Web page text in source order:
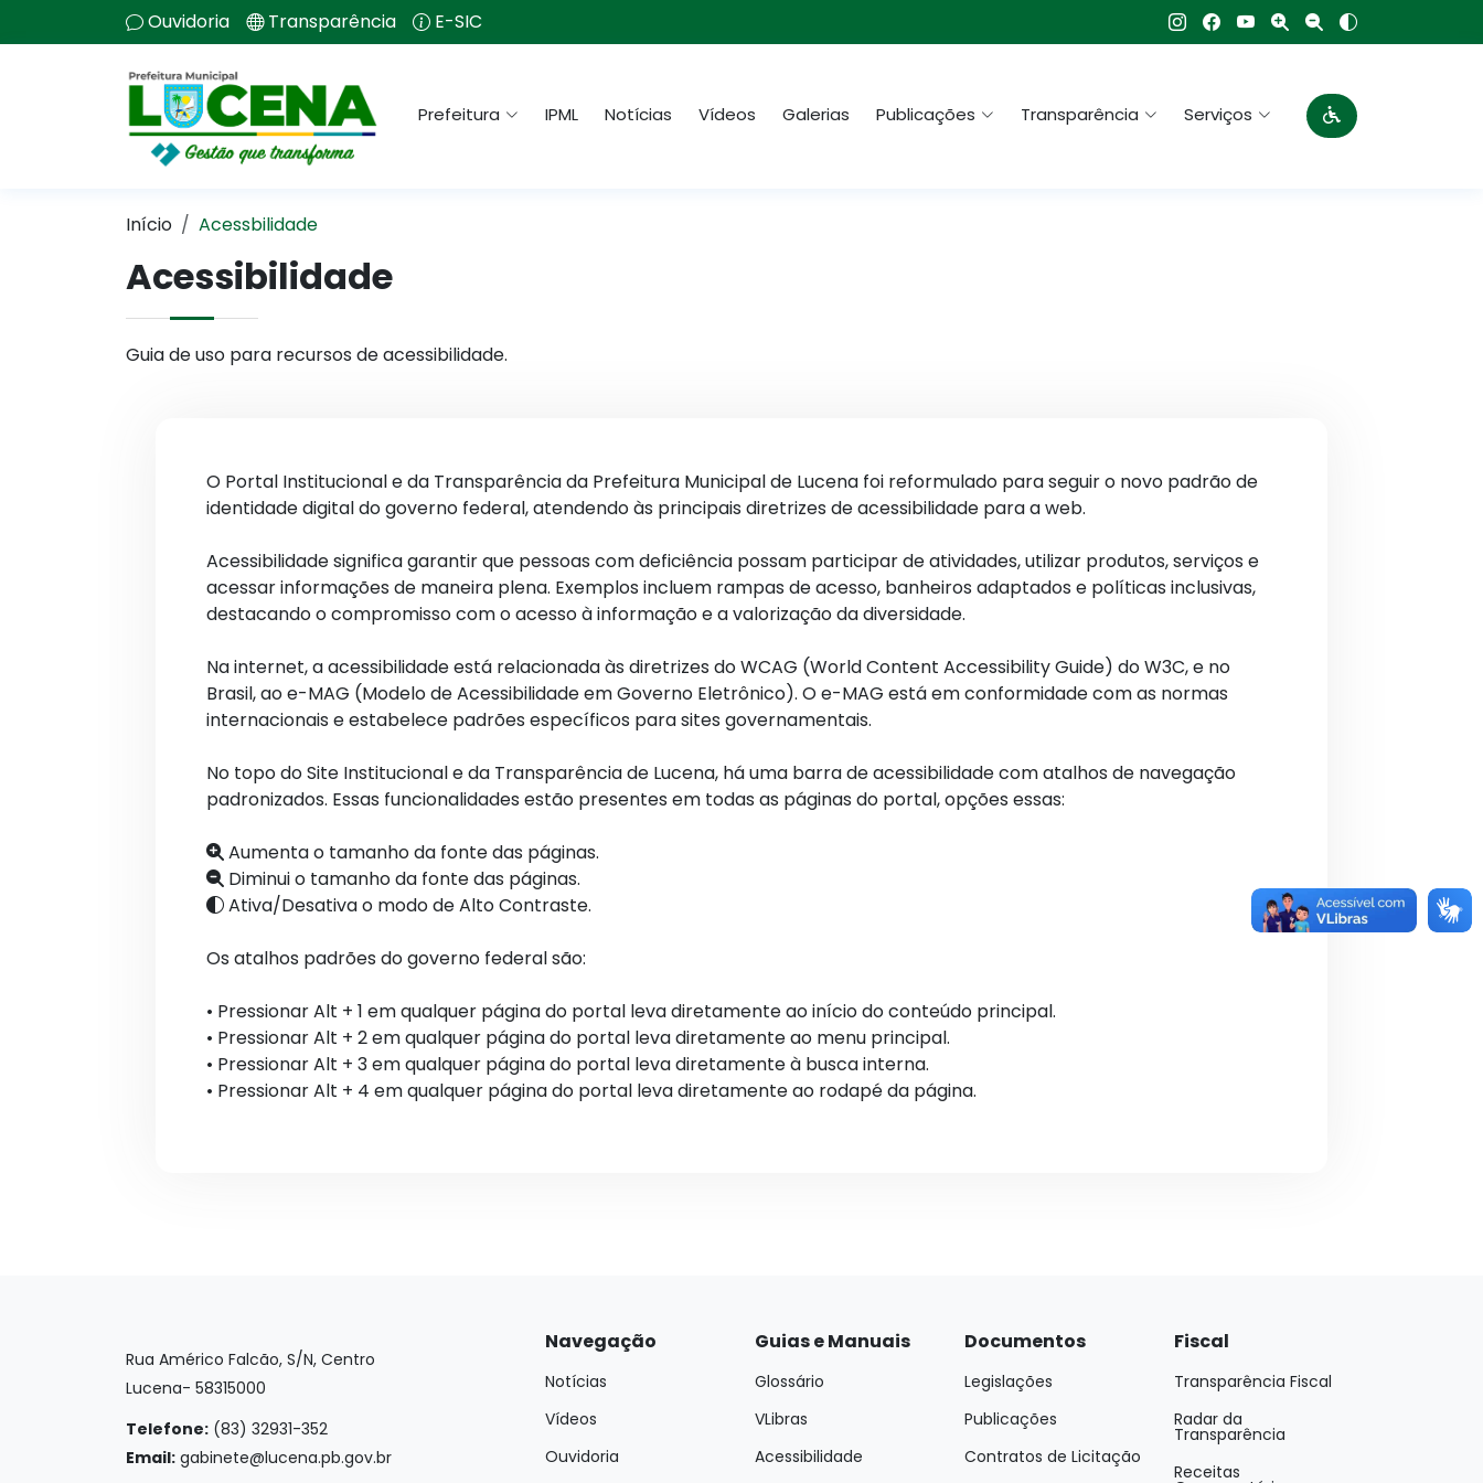
Ouvidoria Transparência E-SIC
Prefeitura IPML Notícias Vídeos Galerias Publicações Transparência Serviços
Início Acessbilidade
Acessibilidade
Guia de uso para recursos de acessibilidade.
O Portal Institucional e da Transparência da Prefeitura Municipal de Lucena foi reformulado para seguir o novo padrão de
identidade digital do governo federal, atendendo às principais diretrizes de acessibilidade para a web.
Acessibilidade significa garantir que pessoas com deficiência possam participar de atividades, utilizar produtos, serviços e
acessar informações de maneira plena. Exemplos incluem rampas de acesso, banheiros adaptados e políticas inclusivas,
destacando o compromisso com o acesso à informação e a valorização da diversidade.
Na internet, a acessibilidade está relacionada às diretrizes do WCAG (World Content Accessibility Guide) do W3C, e no
Brasil, ao e-MAG (Modelo de Acessibilidade em Governo Eletrônico). O e-MAG está em conformidade com as normas
internacionais e estabelece padrões específicos para sites governamentais.
No topo do Site Institucional e da Transparência de Lucena, há uma barra de acessibilidade com atalhos de navegação
padronizados. Essas funcionalidades estão presentes em todas as páginas do portal, opções essas:
Aumenta o tamanho da fonte das páginas.
Diminui o tamanho da fonte das páginas.
Ativa/Desativa o modo de Alto Contraste.
Os atalhos padrões do governo federal são:
• Pressionar Alt + 1 em qualquer página do portal leva diretamente ao início do conteúdo principal.
• Pressionar Alt + 2 em qualquer página do portal leva diretamente ao menu principal.
• Pressionar Alt + 3 em qualquer página do portal leva diretamente à busca interna.
• Pressionar Alt + 4 em qualquer página do portal leva diretamente ao rodapé da página.
Rua Américo Falcão, S/N, Centro
Lucena- 58315000
Telefone: (83) 32931-352
Email: gabinete@lucena.pb.gov.br
Navegação
Notícias
Vídeos
Ouvidoria
Guias e Manuais
Glossário
VLibras
Acessibilidade
Documentos
Legislações
Publicações
Contratos de Licitação
Fiscal
Transparência Fiscal
Radar da
Transparência
Receitas